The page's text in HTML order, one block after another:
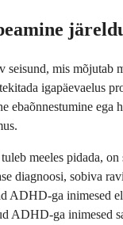
seisund, mis mõjutab
igapäevaelus
ebaõnnestumine ega
meeles pidada,
diagnoosi, sobiva
ADHD-ga inimesed
ADHD-ga inimesed